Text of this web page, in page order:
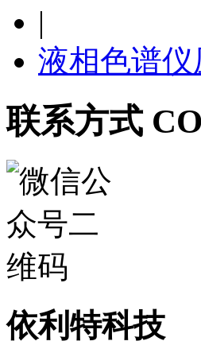
|
液相色谱仪
联系方式
依利特科技